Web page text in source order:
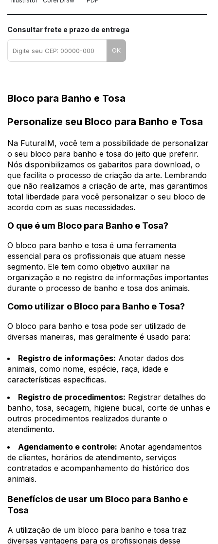
Consultar frete e prazo de entrega
OK
Bloco para Banho e Tosa
Personalize seu Bloco para Banho e Tosa
Na FuturaIM, você tem a possibilidade de personalizar
o seu bloco para banho e tosa do jeito que preferir.
Nós disponibilizamos os gabaritos para download, o
que facilita o processo de criação da arte. Lembrando
que não realizamos a criação de arte, mas garantimos
total liberdade para você personalizar o seu bloco de
acordo com as suas necessidades.
O que é um Bloco para Banho e Tosa?
O bloco para banho e tosa é uma ferramenta
essencial para os profissionais que atuam nesse
segmento. Ele tem como objetivo auxiliar na
organização e no registro de informações importantes
durante o processo de banho e tosa dos animais.
Como utilizar o Bloco para Banho e Tosa?
O bloco para banho e tosa pode ser utilizado de
diversas maneiras, mas geralmente é usado para:
Registro de informações: Anotar dados dos
animais, como nome, espécie, raça, idade e
características específicas.
Registro de procedimentos: Registrar detalhes do
banho, tosa, secagem, higiene bucal, corte de unhas e
outros procedimentos realizados durante o
atendimento.
Agendamento e controle: Anotar agendamentos
de clientes, horários de atendimento, serviços
contratados e acompanhamento do histórico dos
animais.
Benefícios de usar um Bloco para Banho e
Tosa
A utilização de um bloco para banho e tosa traz
diversas vantagens para os profissionais desse